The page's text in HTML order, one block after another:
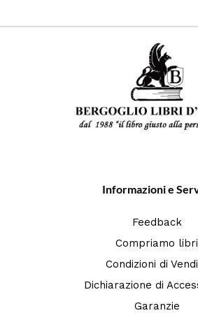
Informazioni e
Feedback
Compriamo libri
Condizioni di
Dichiarazione di
Garanzie